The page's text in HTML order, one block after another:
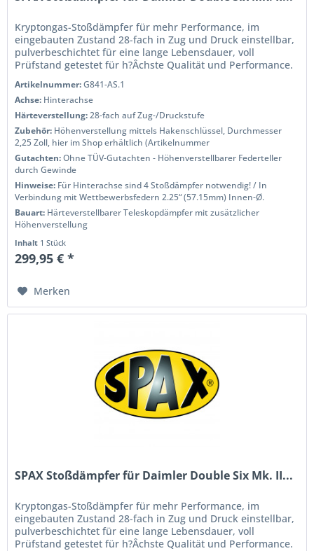
Kryptongas-Stoßdämpfer für mehr Performance, im
eingebauten Zustand 28-fach in Zug und Druck einstellbar,
pulverbeschichtet für eine lange Lebensdauer, voll
Prüfstand getestet für h?Âchste Qualität und Performance.
Artikelnummer:G841-AS.1
Achse: Hinterachse
Härteverstellung:28-fach auf Zug-/Druckstufe
Zubehör: Höhenverstellung mittels Hakenschlüssel, Durchmesser
2,25 Zoll, hier im Shop erhältlich (Artikelnummer
Gutachten:Ohne TÜV-Gutachten - Höhenverstellbarer Federteller
durch Gewinde
Hinweise: Für Hinterachse sind 4 Stoßdämpfer notwendig! / In
Verbindung mit Wettbewerbsfedern 2.25“ (57.15mm) Innen-Ø.
Bauart: Härteverstellbarer Teleskopdämpfer mit zusätzlicher
Höhenverstellung
Inhalt 1 Stück
299,95 € *
Merken
SPAX Stoßdämpfer für Daimler Double Six Mk. II...
Kryptongas-Stoßdämpfer für mehr Performance, im
eingebauten Zustand 28-fach in Zug und Druck einstellbar,
pulverbeschichtet für eine lange Lebensdauer, voll
Prüfstand getestet für h?Âchste Qualität und Performance.